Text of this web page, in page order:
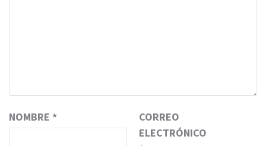
NOMBRE *
CORREO
ELECTRÓNICO